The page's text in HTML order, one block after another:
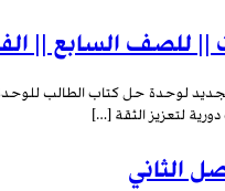
للصف السابع ||
لوحدة حل كتاب الطالب
لتعزيز الثقة […]
الثاني